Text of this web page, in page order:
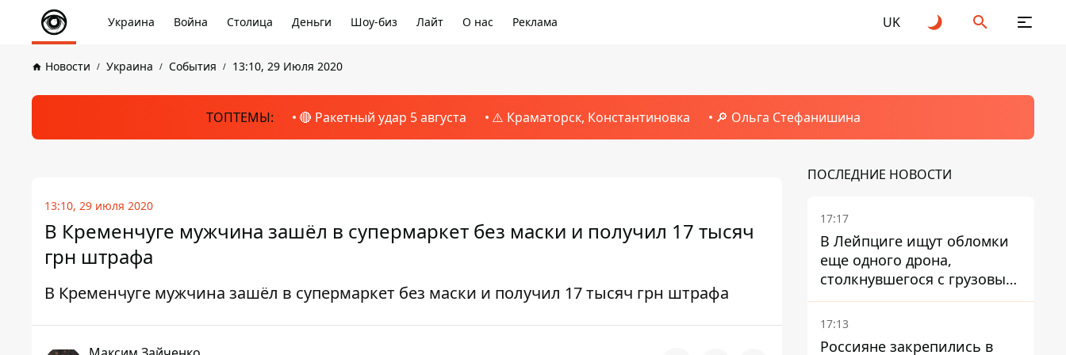
Украина Война Столица Деньги Шоу-биз Лайт О нас Реклама UK
Новости Украина События 13:10, 29 Июля 2020
ТОПТЕМЫ: 🔴 Ракетный удар 5 августа ⚠️ Краматорск, Константиновка 🔎 Ольга Стефанишина
13:10, 29 июля 2020
В Кременчуге мужчина зашёл в супермаркет без маски и получил 17 тысяч
грн штрафа
В Кременчуге мужчина зашёл в супермаркет без маски и получил 17 тысяч грн штрафа
ПОСЛЕДНИЕ НОВОСТИ
17:17
В Лейпциге ищут обломки
еще одного дрона,
столкнувшегося с грузовым
самолетом
17:13
Россияне закрепились в